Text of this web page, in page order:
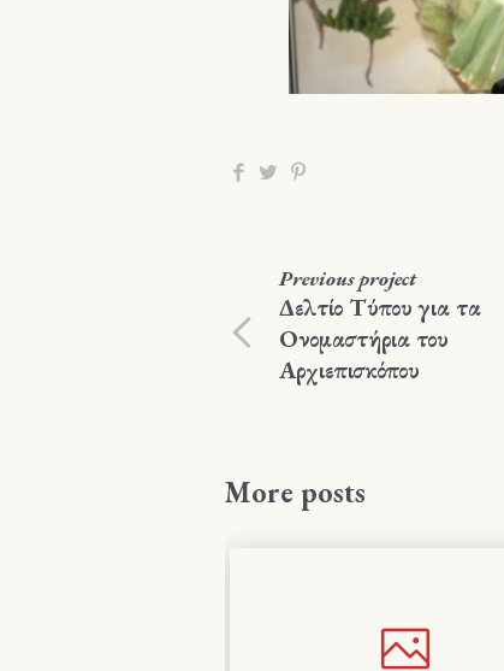
Previousproject
Δελτίο Τύπου για τα
Ονομαστήρια του
Αρχιεπισκόπου
More posts